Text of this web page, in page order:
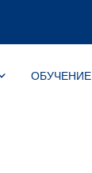
ОБУЧЕНИЕ